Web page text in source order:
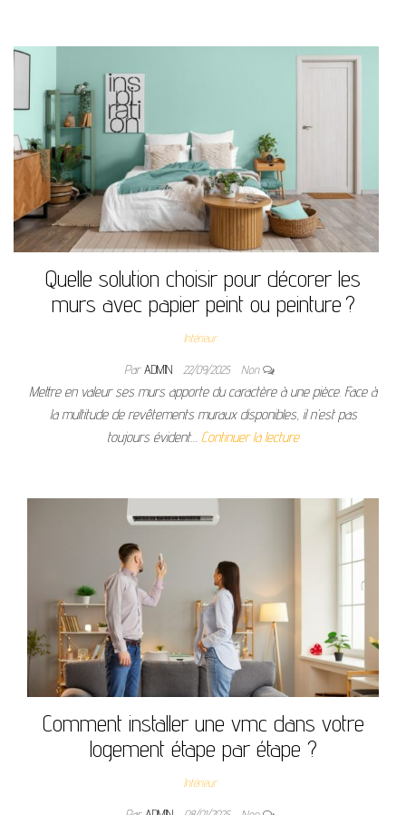
Quelle solution choisir pour décorer les
murs avec papier peint ou peinture ?
Intérieur
ParADMIN 22/09/2025 Non
Mettre en valeur ses murs apporte du caractère à une pièce. Face à
la multitude de revêtements muraux disponibles, il n’est pas
toujours évident… Continuer la lecture
Comment installer une vmc dans votre
logement étape par étape ?
Intérieur